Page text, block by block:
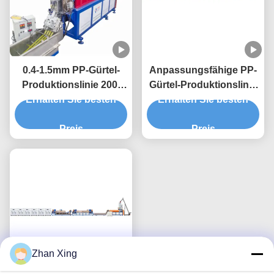
0.4-1.5mm PP-Gürtel-
Produktionslinie 200-
300 KG/h 5-19mm
Erhalten Sie besten
Preis
Anpassungsfähige PP-
Gürtel-Produktionslinie
für verschiedene
Erhalten Sie besten
Preis
Zhan Xing